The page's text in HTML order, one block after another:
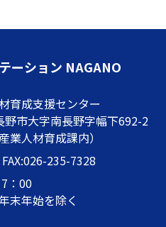
ーション NAGANO
育成支援センター
野市大字南長野字幅下692-2
業人材育成課内）
235-7328
：00
末年始を除く